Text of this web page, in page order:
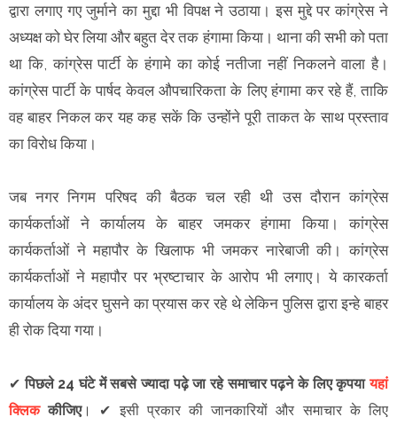
द्वारा लगाए गए जुर्माने का मुद्दा भी विपक्ष ने उठाया। इस मुद्दे पर कांग्रेस ने
अध्यक्ष को घेर लिया और बहुत देर तक हंगामा किया। थाना की सभी को पता
था कि, कांग्रेस पार्टी के हंगामे का कोई नतीजा नहीं निकलने वाला है।
कांग्रेस पार्टी के पार्षद केवल औपचारिकता के लिए हंगामा कर रहे हैं, ताकि
वह बाहर निकल कर यह कह सकें कि उन्होंने पूरी ताकत के साथ प्रस्ताव
का विरोध किया।
जब नगर निगम परिषद की बैठक चल रही थी उस दौरान कांग्रेस
कार्यकर्ताओं ने कार्यालय के बाहर जमकर हंगामा किया। कांग्रेस
कार्यकर्ताओं ने महापौर के खिलाफ भी जमकर नारेबाजी की। कांग्रेस
कार्यकर्ताओं ने महापौर पर भ्रष्टाचार के आरोप भी लगाए। ये कारकर्ता
कार्यालय के अंदर घुसने का प्रयास कर रहे थे लेकिन पुलिस द्वारा इन्हे बाहर
ही रोक दिया गया।
✔ पिछले 24 घंटे में सबसे ज्यादा पढ़े जा रहे समाचार पढ़ने के लिए कृपयायहां
क्लिककीजिए। ✔ इसी प्रकार की जानकारियों और समाचार के लिए